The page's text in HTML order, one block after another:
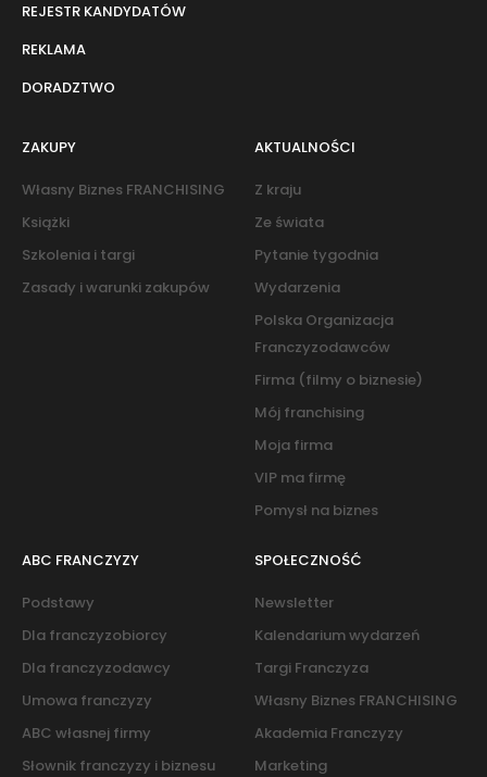
REJESTR KANDYDATÓW
REKLAMA
DORADZTWO
ZAKUPY
Własny Biznes FRANCHISING
Książki
Szkolenia i targi
Zasady i warunki zakupów
AKTUALNOŚCI
Z kraju
Ze świata
Pytanie tygodnia
Wydarzenia
Polska Organizacja
Franczyzodawców
Firma (filmy o biznesie)
Mój franchising
Moja firma
VIP ma firmę
Pomysł na biznes
ABC FRANCZYZY
Podstawy
Dla franczyzobiorcy
Dla franczyzodawcy
Umowa franczyzy
ABC własnej firmy
Słownik franczyzy i biznesu
SPOŁECZNOŚĆ
Newsletter
Kalendarium wydarzeń
Targi Franczyza
Własny Biznes FRANCHISING
Akademia Franczyzy
Marketing